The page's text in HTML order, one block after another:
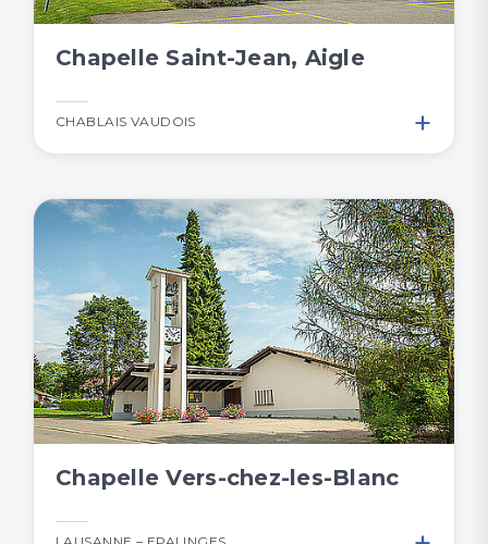
Chapelle Saint-Jean, Aigle
CHABLAIS VAUDOIS +
Chapelle Vers-chez-les-Blanc